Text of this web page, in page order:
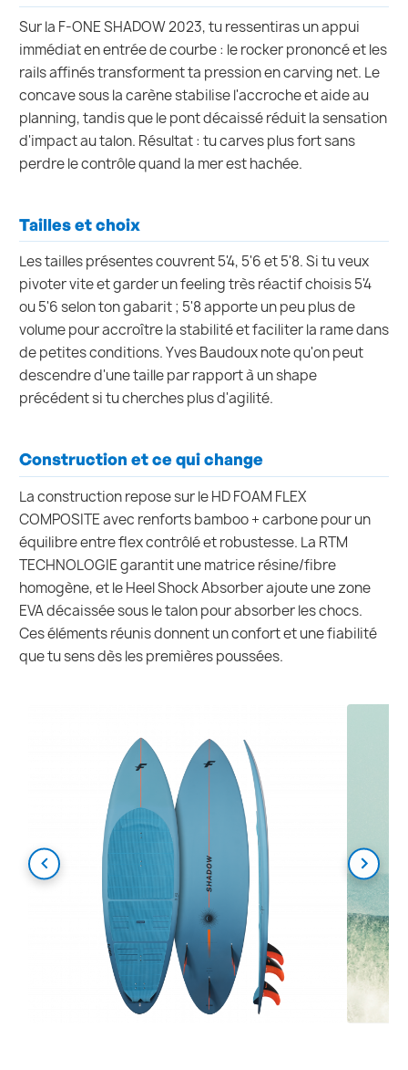
Sur la F-ONE SHADOW 2023, tu ressentiras un appui
immédiat en entrée de courbe : le rocker prononcé et les
rails affinés transforment ta pression en carving net. Le
concave sous la carène stabilise l'accroche et aide au
planning, tandis que le pont décaissé réduit la sensation
d'impact au talon. Résultat : tu carves plus fort sans
perdre le contrôle quand la mer est hachée.
Tailles et choix
Les tailles présentes couvrent 5'4, 5'6 et 5'8. Si tu veux
pivoter vite et garder un feeling très réactif choisis 5'4
ou 5'6 selon ton gabarit ; 5'8 apporte un peu plus de
volume pour accroître la stabilité et faciliter la rame dans
de petites conditions. Yves Baudoux note qu'on peut
descendre d'une taille par rapport à un shape
précédent si tu cherches plus d'agilité.
Construction et ce qui change
La construction repose sur le HD FOAM FLEX
COMPOSITE avec renforts bamboo + carbone pour un
équilibre entre flex contrôlé et robustesse. La RTM
TECHNOLOGIE garantit une matrice résine/fibre
homogène, et le Heel Shock Absorber ajoute une zone
EVA décaissée sous le talon pour absorber les chocs.
Ces éléments réunis donnent un confort et une fiabilité
que tu sens dès les premières poussées.